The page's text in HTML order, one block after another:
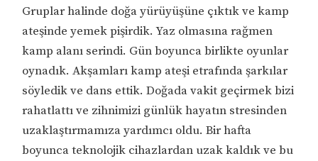
Gruplar halinde doğa yürüyüşüne çıktık ve kamp
ateşinde yemek pişirdik. Yaz olmasına rağmen
kamp alanı serindi. Gün boyunca birlikte oyunlar
oynadık. Akşamları kamp ateşi etrafında şarkılar
söyledik ve dans ettik. Doğada vakit geçirmek bizi
rahatlattı ve zihnimizi günlük hayatın stresinden
uzaklaştırmamıza yardımcı oldu. Bir hafta
boyunca teknolojik cihazlardan uzak kaldık ve bu